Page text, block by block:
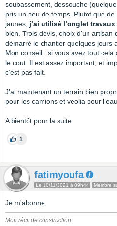
soubassement, dessouche
pris un peu de temps. Plutot que
jaunes, j’ai utilisé l’onglet
bien. Trois devis, choix d’un
démarré le chantier quelques jours
Mon conseil : si vous avez tout
le cout. Il est assez important, et
c’est pas fait.
J’ai maintenant un terrain bien
pour les camions et veolia pour
A bientôt pour la suite
1
fatimyoufa
Le 10/11/2021 à 09h44 Membre
Je m'abonne.
Mon récit de construction: